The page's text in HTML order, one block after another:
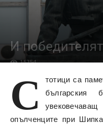
И
15254
С
тотици са
опълченците при